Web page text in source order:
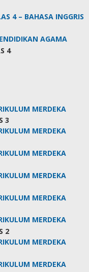
4 – BAHASA INGGRIS
AGAMA
4
MERDEKA
3
MERDEKA
MERDEKA
MERDEKA
MERDEKA
MERDEKA
2
MERDEKA
MERDEKA